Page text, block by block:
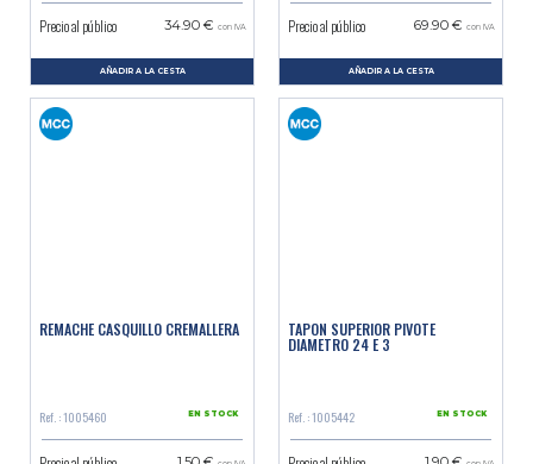
Precio al público 34.90 € con IVA
AÑADIR A LA CESTA
Precio al público 69.90 € con IVA
AÑADIR A LA CESTA
REMACHE CASQUILLO CREMALLERA
Ref. : 1005460 EN STOCK
TAPON SUPERIOR PIVOTE
DIAMETRO 24 E 3
Ref. : 1005442 EN STOCK